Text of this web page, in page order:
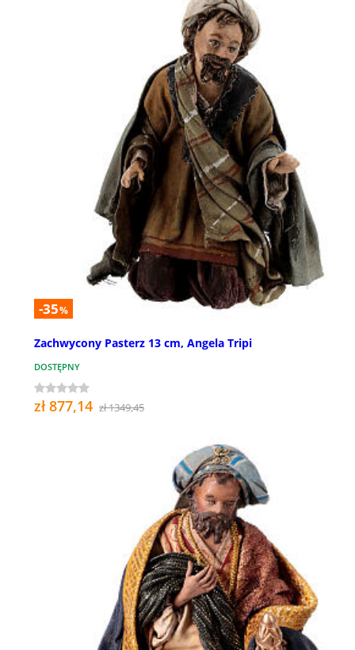
-35%
Zachwycony Pasterz 13 cm, Angela Tripi
DOSTĘPNY
zł 877,14 zł 1349,45